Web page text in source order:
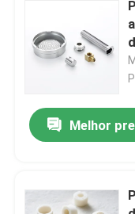
Controle de
Contacte-nos
Notícias
Peças de
Melhor